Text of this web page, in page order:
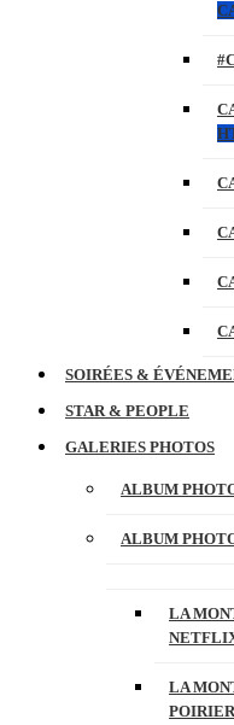
SOIRÉES &
STAR & PEOPLE
GALERIES PHOTOS
ALBUM
ALBUM
LA
LA